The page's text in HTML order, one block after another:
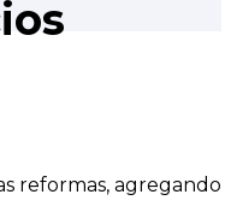
reformas, agregando